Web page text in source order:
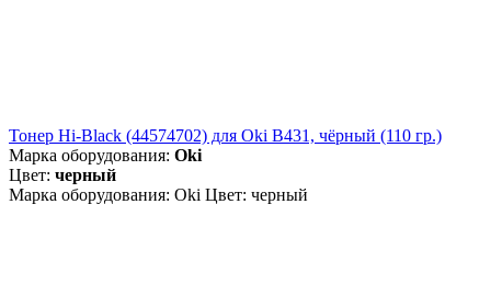
Тонер Hi-Black (44574702) для Oki B431, чёрный (110 гр.)
Марка оборудования: Oki
Цвет: черный
Марка оборудования: Oki Цвет: черный